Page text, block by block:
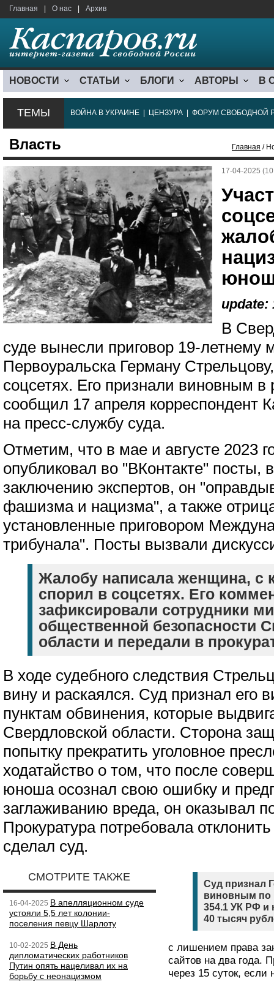
Главная О нас Архив
НОВОСТИ СТАТЬИ БЛОГИ АВТОРЫ В
ТЕМЫ ВОЙНА В УКРАИНЕ ЦЕНЗУРА ФОРУМ СВОБОДНОЙ
Власть Главная /
17-04-2025
update:
В
суде вынесли приговор 19-летнему
Первоуральска Герману
соцсетях. Его признали виновным
сообщил 17 апреля корреспондент
на пресс-службу суда.
Отметим, что в мае и августе 2023
опубликовал во "ВКонтакте" посты,
заключению экспертов, он
фашизма и нацизма", а также
установленные приговором
трибунала". Посты вызвали
Жалобу написала женщина, с
спорил в соцсетях. Его
зафиксировали сотрудники
общественной безопасности
области и передали в
В ходе судебного следствия
вину и раскаялся. Суд признал его
пунктам обвинения, которые
Свердловской области. Сторона
попытку прекратить уголовное
ходатайство о том, что после
юноша осознал свою ошибку и
заглаживанию вреда, он оказывал
Прокуратура потребовала
сделал суд.
СМОТРИТЕ ТАКЖЕ
16-04-2025 В апелляционном суде
устояли 5,5 лет колонии-
поселения певцу Шарлоту
10-02-2025 В День
дипломатических работников
Путин опять нацеливал их на
борьбу с неонацизмом
Суд признал
виновным по
354.1 УК РФ и
40 тысяч
с лишением права
сайтов на два года.
через 15 суток, если